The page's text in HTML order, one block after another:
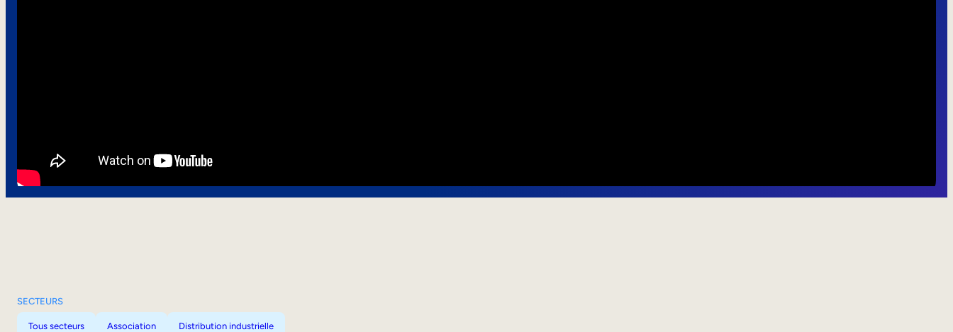
SECTEURS
Tous secteurs Association Distribution industrielle